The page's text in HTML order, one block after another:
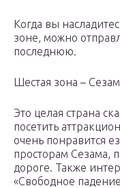
Когда вы
зоне, можно
последнюю.
Шестая зона – Сезам
Это целая страна
посетить
очень понравится
просторам Сезама,
дороге. Также
«Свободное